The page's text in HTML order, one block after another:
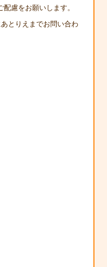
慮をお願いします。
とりえまでお問い合わ